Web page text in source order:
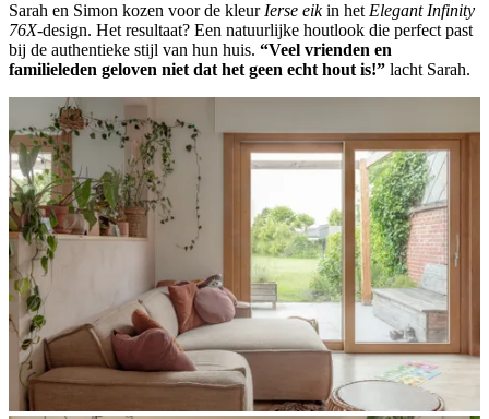
Sarah en Simon kozen voor de kleur Ierse eikin het Elegant Infinity
76X-design. Het resultaat? Een natuurlijke houtlook die perfect past
bij de authentieke stijl van hun huis. “Veel vrienden en
familieleden geloven niet dat het geen echt hout is!” lacht Sarah.